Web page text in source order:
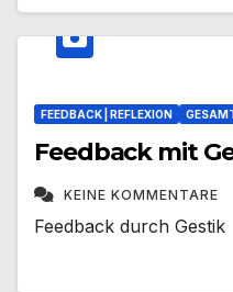
FEEDBACK | REFLEXION
Feedback mit
KEINE KOMMENTARE
Feedback durch Gestik